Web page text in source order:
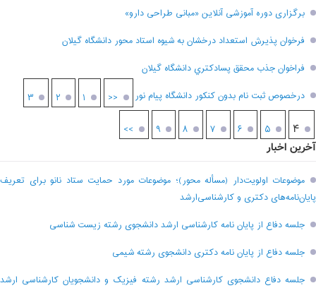
برگزاری دوره آموزشی آنلاین «مبانی طراحی دارو»
فرخوان پذيرش استعداد درخشان به شيوه استاد محور دانشگاه گيلان
فراخوان جذب محقق پسادکتري دانشگاه گيلان
درخصوص ثبت نام بدون کنکور دانشگاه پیام نور
<< ۱ ۲ ۳
۴ ۵ ۶ ۷ ۸ ۹ >>
آخرین اخبار
موضوعات اولویت‌دار (مسأله محور)؛ موضوعات مورد حمایت ستاد نانو برای تعریف
پایان‌نامه‌های دکتری و کارشناسی‌ارشد
جلسه دفاع از پایان نامه کارشناسی ارشد دانشجوی رشته زیست شناسی
جلسه دفاع از پایان نامه دکتری دانشجوی رشته شیمی
جلسه دفاع دانشجوی کارشناسی ارشد رشته فیزیک و دانشجویان کارشناسی ارشد